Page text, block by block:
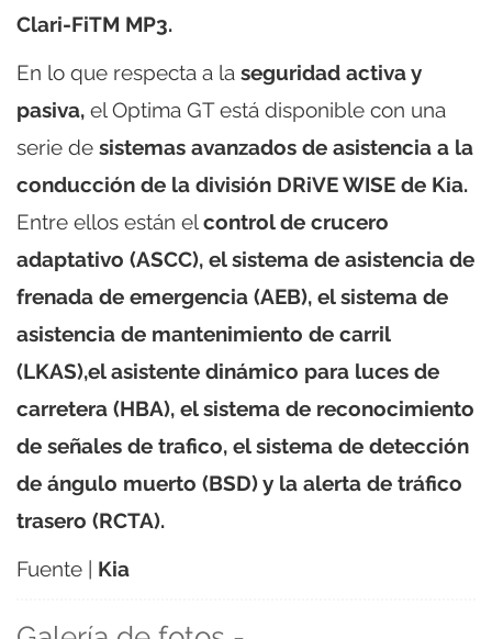
Clari-FiTM MP3.
En lo que respecta a la seguridad activa y
pasiva, el Optima GT está disponible con una
serie de sistemas avanzados de asistencia a la
conducción de la división DRiVE WISE de Kia.
Entre ellos están elcontrol de crucero
adaptativo (ASCC), el sistema de asistencia de
frenada de emergencia (AEB), el sistema de
asistencia de mantenimiento de carril
(LKAS),el asistente dinámico para luces de
carretera (HBA), el sistema de reconocimiento
de señales de trafico, el sistema de detección
de ángulo muerto (BSD) y la alerta de tráfico
trasero (RCTA).
Fuente | Kia